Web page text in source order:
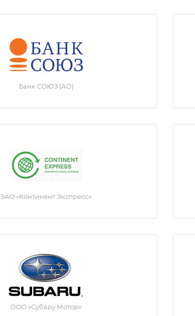
Банк СОЮЗ (АО)
ЗАО «Континент Экспресс»
ООО «Субару Мотор»